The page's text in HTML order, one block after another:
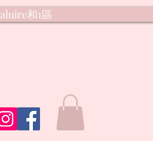
和1區